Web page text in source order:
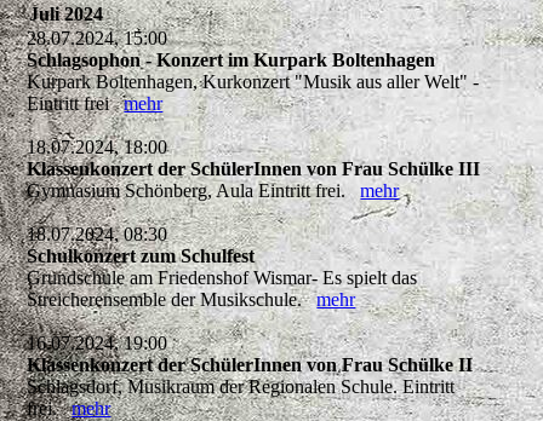
Juli 2024
28.07.2024, 15:00
Schlagsophon - Konzert im Kurpark Boltenhagen
Kurpark Boltenhagen, Kurkonzert "Musik aus aller Welt" -
Eintritt freimehr
18.07.2024, 18:00
Klassenkonzert der SchülerInnen von Frau Schülke III
Gymnasium Schönberg, Aula Eintritt frei.mehr
18.07.2024, 08:30
Schulkonzert zum Schulfest
Grundschule am Friedenshof Wismar- Es spielt das
Streicherensemble der Musikschule.mehr
16.07.2024, 19:00
Klassenkonzert der SchülerInnen von Frau Schülke II
Schlagsdorf, Musikraum der Regionalen Schule. Eintritt
frei.mehr